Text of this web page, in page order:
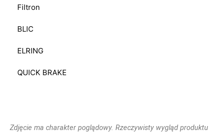
Filtron
BLIC
ELRING
QUICK BRAKE
Zdjęcie ma charakter poglądowy. Rzeczywisty wygląd produktu